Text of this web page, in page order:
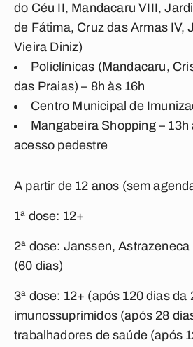
do Céu II, Mandacaru VIII,
de Fátima, Cruz das Armas IV,
Vieira Diniz)
Policlínicas (Mandacaru,
das Praias) – 8h às 16h
Centro Municipal de
Mangabeira Shopping – 13h
acesso pedestre
A partir de 12 anos (sem
1ª dose: 12+
2ª dose: Janssen,
(60 dias)
3ª dose: 12+ (após 120 dias da
imunossuprimidos (após 28
trabalhadores de saúde (após